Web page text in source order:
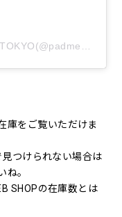
庫をご覧いただけま
つけられない場合は
ね。
SHOPの在庫数とは